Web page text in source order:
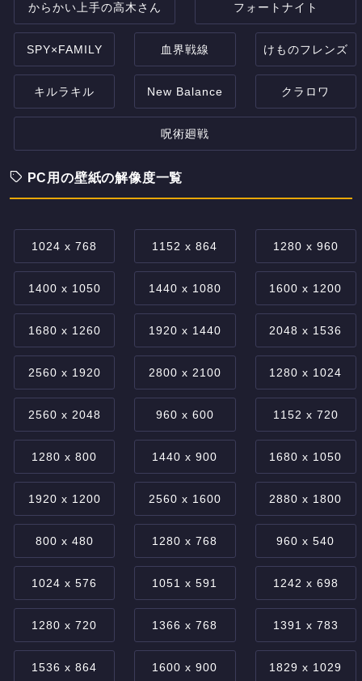
からかい上手の高木さん フォートナイト
SPY×FAMILY 血界戦線 けものフレンズ
キルラキル New Balance クラロワ
呪術廻戦
PC用の壁紙の解像度一覧
1024 x 768 1152 x 864 1280 x 960
1400 x 1050 1440 x 1080 1600 x 1200
1680 x 1260 1920 x 1440 2048 x 1536
2560 x 1920 2800 x 2100 1280 x 1024
2560 x 2048 960 x 600 1152 x 720
1280 x 800 1440 x 900 1680 x 1050
1920 x 1200 2560 x 1600 2880 x 1800
800 x 480 1280 x 768 960 x 540
1024 x 576 1051 x 591 1242 x 698
1280 x 720 1366 x 768 1391 x 783
1536 x 864 1600 x 900 1829 x 1029